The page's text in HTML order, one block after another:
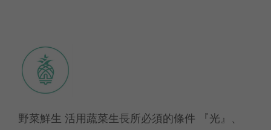
野菜鮮生 活用蔬菜生長所必須的條件 『光』、